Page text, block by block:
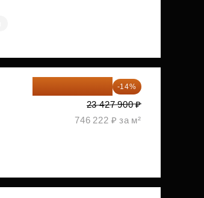
-14%
23 427 900 ₽
746 222 ₽ за м²